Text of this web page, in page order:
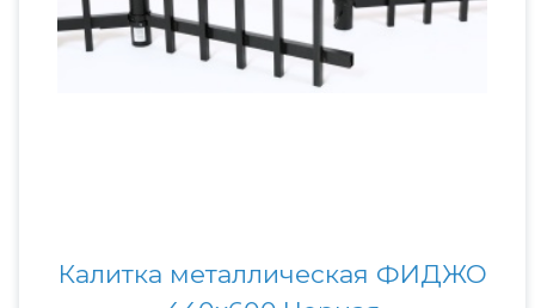
Калитка металлическая ФИДЖО